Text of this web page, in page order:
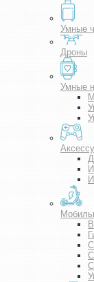
Умные
Дроны
Умные